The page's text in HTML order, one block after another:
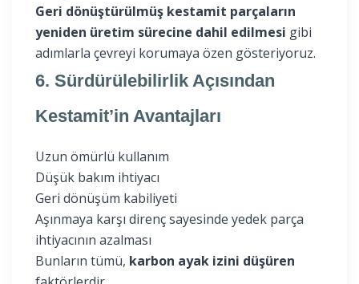
Geri dönüştürülmüş kestamit parçaların
yeniden üretim sürecine dahil edilmesi gibi
adımlarla çevreyi korumaya özen gösteriyoruz.
6. Sürdürülebilirlik Açısından
Kestamit’in Avantajları
Uzun ömürlü kullanım
Düşük bakım ihtiyacı
Geri dönüşüm kabiliyeti
Aşınmaya karşı direnç sayesinde yedek parça
ihtiyacının azalması
Bunların tümü, karbon ayak izini düşüren